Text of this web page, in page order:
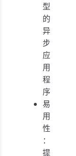
型
的
异
步
应
用
程
序
易
用
性
：
提